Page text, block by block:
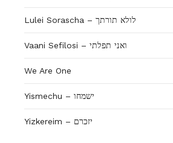
Lulei Sorascha – לולא תורתך
Vaani Sefilosi – ואני תפלתי
We Are One
Yismechu – ישמחו
Yizkereim – יזכרם